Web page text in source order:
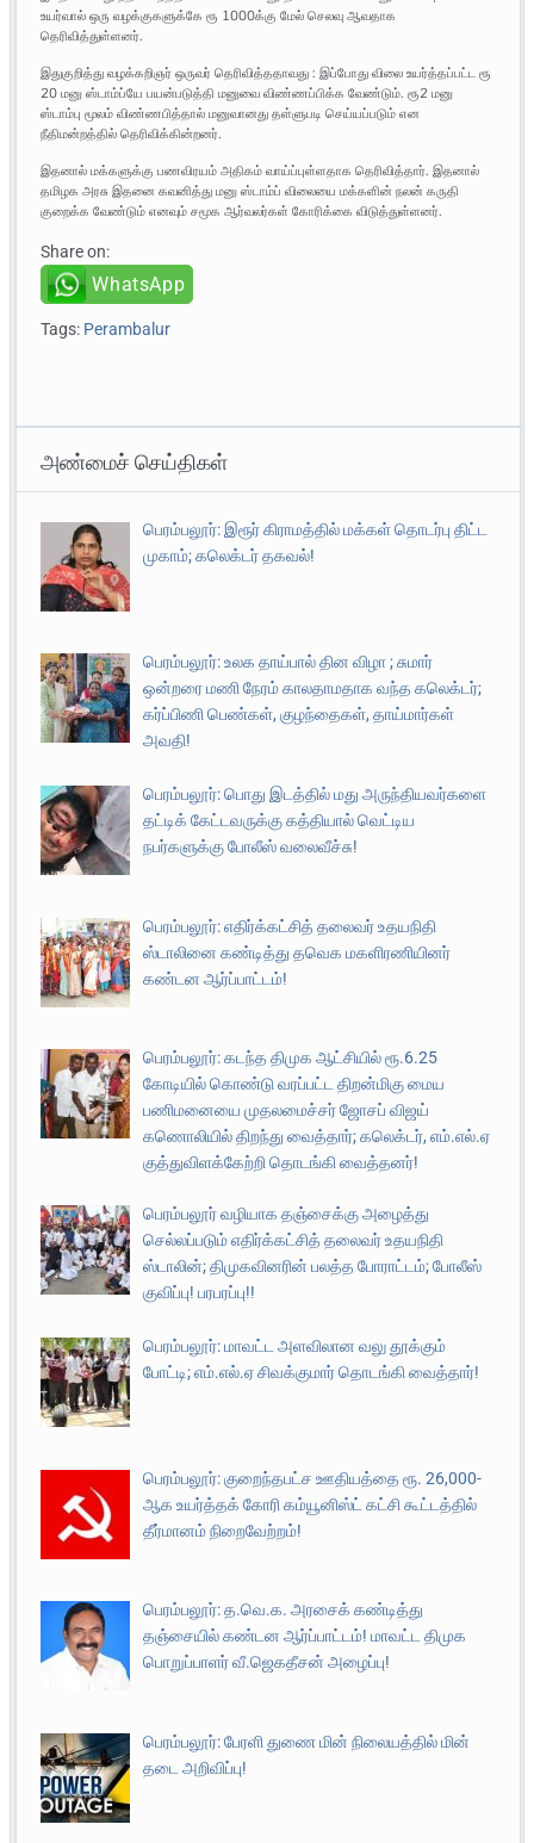
உயர்வால் ஒரு வழக்குகளுக்கே ரூ 1000க்கு மேல் செலவு ஆவதாக
தெரிவித்துள்ளனர்.
இதுகுறித்து வழக்கறிஞர் ஒருவர் தெரிவித்ததாவது : இப்போது விலை உயர்த்தப்பட்ட ரூ
20 மனு ஸ்டாம்ப்யே பயன்படுத்தி மனுவை விண்ணப்பிக்க வேண்டும். ரூ2 மனு
ஸ்டாம்பு மூலம் விண்ணபித்தால் மனுவானது தள்ளுபடி செய்யப்படும் என
நீதிமன்றத்தில் தெரிவிக்கின்றனர்.
இதனால் மக்களுக்கு பணவிரயம் அதிகம் வாய்ப்புள்ளதாக தெரிவித்தார். இதனால்
தமிழக அரசு இதனை கவனித்து மனு ஸ்டாம்ப் விலையை மக்களின் நலன் கருதி
குறைக்க வேண்டும் எனவும் சமூக ஆர்வலர்கள் கோரிக்கை விடுத்துள்ளனர்.
Share on:
WhatsApp
Tags: Perambalur
அண்மைச் செய்திகள்
பெரம்பலூர்: இரூர் கிராமத்தில் மக்கள் தொடர்பு திட்ட
முகாம்; கலெக்டர் தகவல்!
பெரம்பலூர்: உலக தாய்பால் தின விழா ; சுமார்
ஒன்றரை மணி நேரம் காலதாமதாக வந்த கலெக்டர்;
கர்ப்பிணி பெண்கள், குழந்தைகள், தாய்மார்கள்
அவதி!
பெரம்பலூர்: பொது இடத்தில் மது அருந்தியவர்களை
தட்டிக் கேட்டவருக்கு கத்தியால் வெட்டிய
நபர்களுக்கு போலீஸ் வலைவீச்சு!
பெரம்பலூர்: எதிர்க்கட்சித் தலைவர் உதயநிதி
ஸ்டாலினை கண்டித்து தவெக மகளிரணியினர்
கண்டன ஆர்ப்பாட்டம்!
பெரம்பலூர்: கடந்த திமுக ஆட்சியில் ரூ.6.25
கோடியில் கொண்டு வரப்பட்ட திறன்மிகு மைய
பணிமனையை முதலமைச்சர் ஜோசப் விஜய்
கணொலியில் திறந்து வைத்தார்; கலெக்டர், எம்.எல்.ஏ
குத்துவிளக்கேற்றி தொடங்கி வைத்தனர்!
பெரம்பலூர் வழியாக தஞ்சைக்கு அழைத்து
செல்லப்படும் எதிர்க்கட்சித் தலைவர் உதயநிதி
ஸ்டாலின்; திமுகவினரின் பலத்த போராட்டம்; போலீஸ்
குவிப்பு! பரபரப்பு!!
பெரம்பலூர்: மாவட்ட அளவிலான வலு தூக்கும்
போட்டி; எம்.எல்.ஏ சிவக்குமார் தொடங்கி வைத்தார்!
பெரம்பலூர்: குறைந்தபட்ச ஊதியத்தை ரூ. 26,000-
ஆக உயர்த்தக் கோரி கம்யூனிஸ்ட் கட்சி கூட்டத்தில்
தீர்மானம் நிறைவேற்றம்!
பெரம்பலூர்: த.வெ.க. அரசைக் கண்டித்து
தஞ்சையில் கண்டன ஆர்ப்பாட்டம்! மாவட்ட திமுக
பொறுப்பாளர் வீ.ஜெகதீசன் அழைப்பு!
பெரம்பலூர்: பேரளி துணை மின் நிலையத்தில் மின்
தடை அறிவிப்பு!